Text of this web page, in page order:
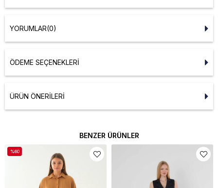
YORUMLAR(0)
ÖDEME SEÇENEKLERI
ÜRÜN ÖNERILERI
BENZER ÜRÜNLER
%60